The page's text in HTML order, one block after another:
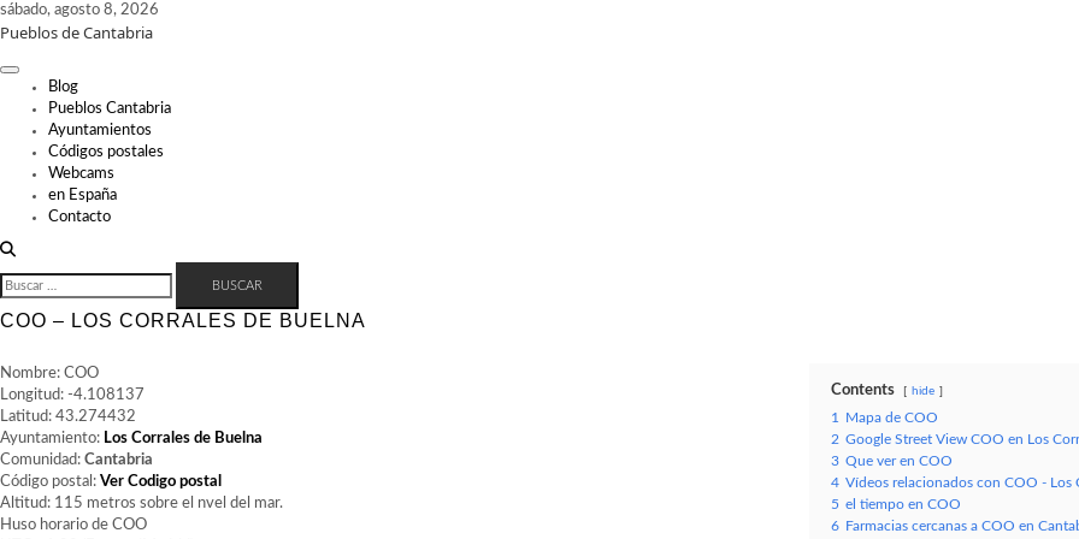
Skip
to
sábado, agosto 8, 2026
Pueblos de Cantabria
Blog
Pueblos Cantabria
Ayuntamientos
Códigos postales
Webcams
en España
Contacto
BUSCAR:
COO – LOS CORRALES DE BUELNA
Nombre: COO
Longitud: -4.108137
Latitud: 43.274432
Ayuntamiento: Los Corrales de Buelna
Comunidad: Cantabria
Código postal: Ver Codigo postal
Altitud: 115 metros sobre el nvel del mar.
Huso horario de COO
Contents hide
1
Mapa de COO
2 Google Street View COO en Los
3 Que ver en COO
4 Vídeos relacionados con COO - Los
5 el tiempo en COO
6
Farmacias cercanas a COO en